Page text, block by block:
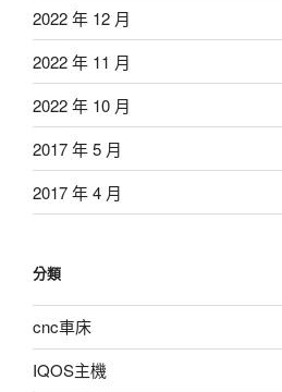
2022 年 12 月
2022 年 11 月
2022 年 10 月
2017 年 5 月
2017 年 4 月
分類
cnc車床
IQOS主機